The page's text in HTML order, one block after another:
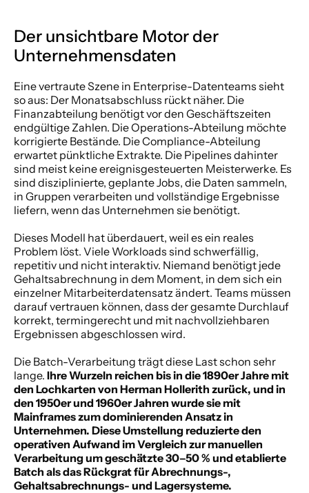
Der unsichtbare Motor der
Unternehmensdaten
Eine vertraute Szene in Enterprise-Datenteams sieht
so aus: Der Monatsabschluss rückt näher. Die
Finanzabteilung benötigt vor den Geschäftszeiten
endgültige Zahlen. Die Operations-Abteilung möchte
korrigierte Bestände. Die Compliance-Abteilung
erwartet pünktliche Extrakte. Die Pipelines dahinter
sind meist keine ereignisgesteuerten Meisterwerke. Es
sind disziplinierte, geplante Jobs, die Daten sammeln,
in Gruppen verarbeiten und vollständige Ergebnisse
liefern, wenn das Unternehmen sie benötigt.
Dieses Modell hat überdauert, weil es ein reales
Problem löst. Viele Workloads sind schwerfällig,
repetitiv und nicht interaktiv. Niemand benötigt jede
Gehaltsabrechnung in dem Moment, in dem sich ein
einzelner Mitarbeiterdatensatz ändert. Teams müssen
darauf vertrauen können, dass der gesamte Durchlauf
korrekt, termingerecht und mit nachvollziehbaren
Ergebnissen abgeschlossen wird.
Die Batch-Verarbeitung trägt diese Last schon sehr
lange. Ihre Wurzeln reichen bis in die 1890er Jahre mit
den Lochkarten von Herman Hollerith zurück, und in
den 1950er und 1960er Jahren wurde sie mit
Mainframes zum dominierenden Ansatz in
Unternehmen. Diese Umstellung reduzierte den
operativen Aufwand im Vergleich zur manuellen
Verarbeitung um geschätzte 30–50 % und etablierte
Batch als das Rückgrat für Abrechnungs-,
Gehaltsabrechnungs- und Lagersysteme.